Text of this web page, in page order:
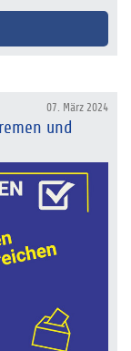
07. März 2024
und